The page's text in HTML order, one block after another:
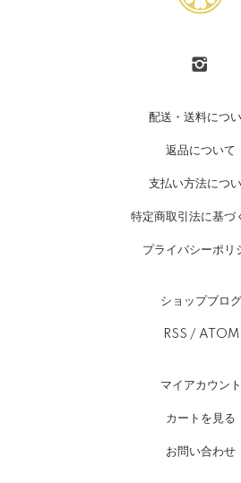
配送・送料につ
返品について
支払い方法につ
特定商取引法に基づ
プライバシーポリ
ショップブログ
RSS / ATOM
マイアカウント
カートを見る
お問い合わせ